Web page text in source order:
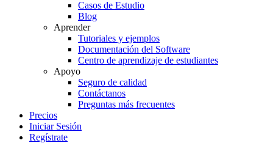
Casos de Estudio
Blog
Aprender
Tutoriales y ejemplos
Documentación del Software
Centro de aprendizaje de estudiantes
Apoyo
Seguro de calidad
Contáctanos
Preguntas más frecuentes
Precios
Iniciar Sesión
Regístrate